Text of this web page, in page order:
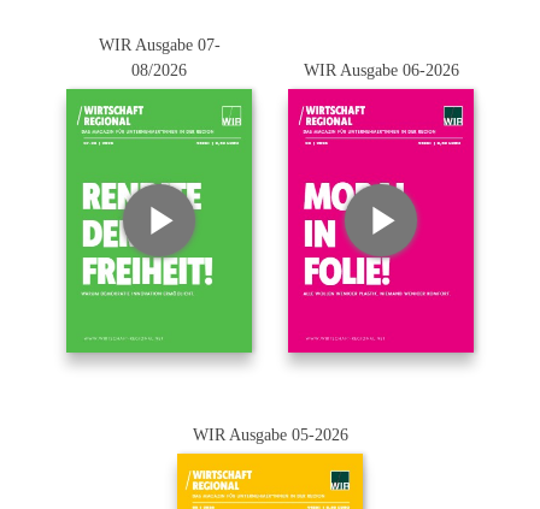
WIR Ausgabe 07-
08/2026
WIR Ausgabe 06-2026
WIR Ausgabe 05-2026